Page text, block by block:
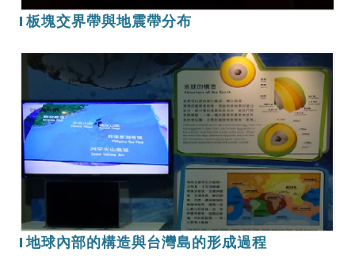
帶
分
布
板塊交界帶與地震帶分布
地
球
內
部
的
構
造
與
台
地球內部的構造與台灣島的形成過程